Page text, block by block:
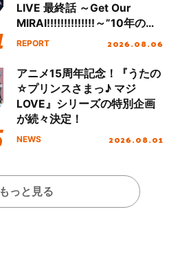
LIVE 最終話 ～Get Our
MIRAI!!!!!!!!!!!!!!～”10年の活
動を経てファイナルを迎える
REPORT 2026.08.06
アニメ15周年記念！『うたの
☆プリンスさまっ♪ マジ
LOVE』シリーズの特別企画
が続々決定！
NEWS 2026.08.01
もっと見る